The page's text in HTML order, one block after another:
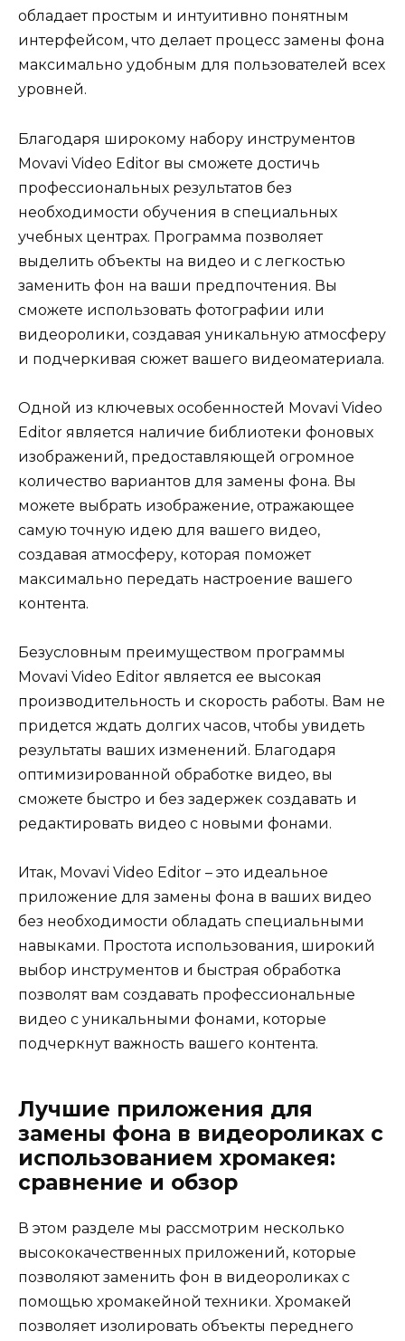
обладает простым и интуитивно понятным
интерфейсом, что делает процесс замены фона
максимально удобным для пользователей всех
уровней.
Благодаря широкому набору инструментов
Movavi Video Editor вы сможете достичь
профессиональных результатов без
необходимости обучения в специальных
учебных центрах. Программа позволяет
выделить объекты на видео и с легкостью
заменить фон на ваши предпочтения. Вы
сможете использовать фотографии или
видеоролики, создавая уникальную атмосферу
и подчеркивая сюжет вашего видеоматериала.
Одной из ключевых особенностей Movavi Video
Editor является наличие библиотеки фоновых
изображений, предоставляющей огромное
количество вариантов для замены фона. Вы
можете выбрать изображение, отражающее
самую точную идею для вашего видео,
создавая атмосферу, которая поможет
максимально передать настроение вашего
контента.
Безусловным преимуществом программы
Movavi Video Editor является ее высокая
производительность и скорость работы. Вам не
придется ждать долгих часов, чтобы увидеть
результаты ваших изменений. Благодаря
оптимизированной обработке видео, вы
сможете быстро и без задержек создавать и
редактировать видео с новыми фонами.
Итак, Movavi Video Editor – это идеальное
приложение для замены фона в ваших видео
без необходимости обладать специальными
навыками. Простота использования, широкий
выбор инструментов и быстрая обработка
позволят вам создавать профессиональные
видео с уникальными фонами, которые
подчеркнут важность вашего контента.
Лучшие приложения для
замены фона в видеороликах с
использованием хромакея:
сравнение и обзор
В этом разделе мы рассмотрим несколько
высококачественных приложений, которые
позволяют заменить фон в видеороликах с
помощью хромакейной техники. Хромакей
позволяет изолировать объекты переднего